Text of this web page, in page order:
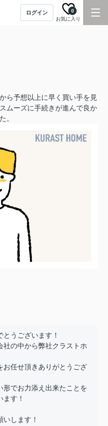
ログイン
お気に入り
0
ら予想以上に早く買い手を見
ムーズに手続きが進んで良か
。
うございます！
社の中から弊社クラストホ
お任せ頂きありがとうござ
形でお力添え出来たことを
す！
します！